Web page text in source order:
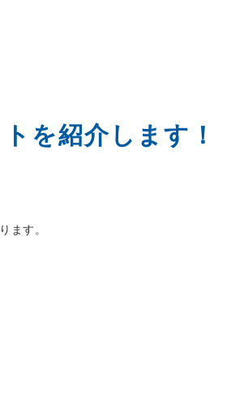
を紹介します！
ます。